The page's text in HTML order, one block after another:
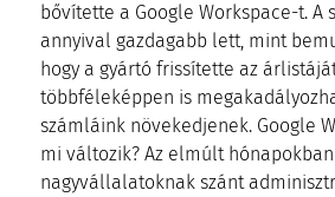
bővítette a Google Workspace-t. A
annyival gazdagabb lett, mint
hogy a gyártó frissítette az
többféleképpen is
számláink növekedjenek. Google
mi változik? Az elmúlt
nagyvállalatoknak szánt